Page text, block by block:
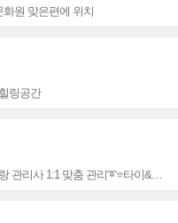
원 맞은편에 위치
링공간
관리사 1:1 맞춤 관리➰⭐️타이&아